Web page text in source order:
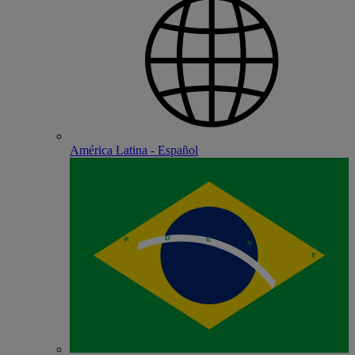
América Latina - Español